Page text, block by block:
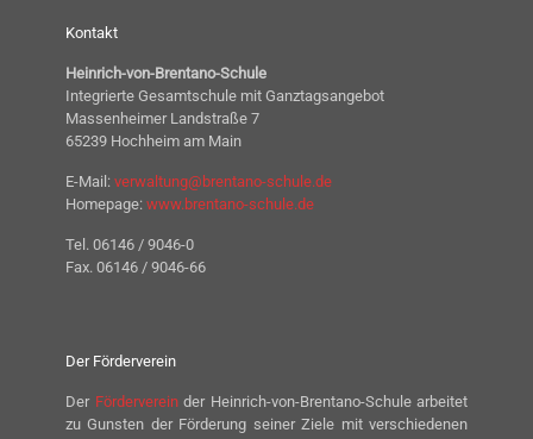
Kontakt
Heinrich-von-Brentano-Schule
Integrierte Gesamtschule mit Ganztagsangebot
Massenheimer Landstraße 7
65239 Hochheim am Main
E-Mail: verwaltung@brentano-schule.de
Homepage: www.brentano-schule.de
Tel. 06146 / 9046-0
Fax. 06146 / 9046-66
Der Förderverein
Der Fördervereinder Heinrich-von-Brentano-Schule arbeitet
zu Gunsten der Förderung seiner Ziele mit verschiedenen